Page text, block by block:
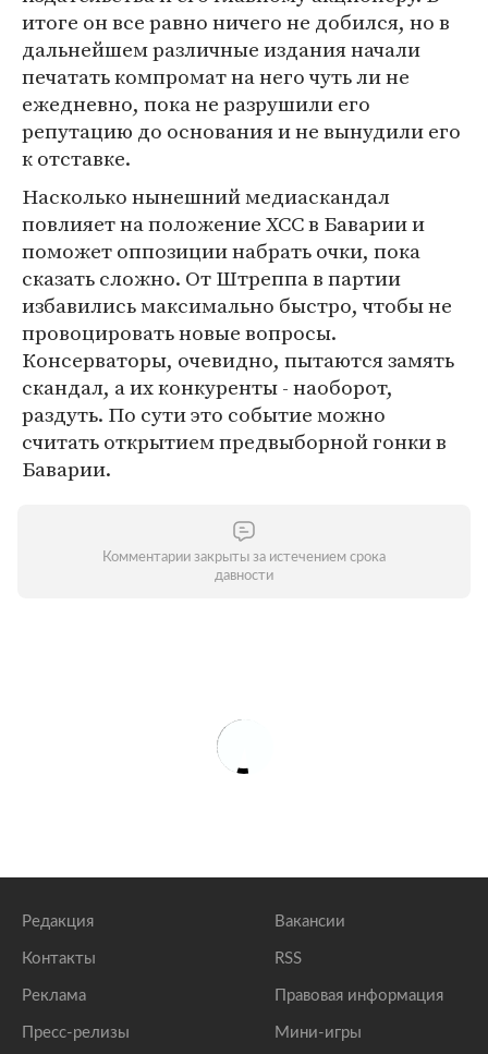
итоге он все равно ничего не добился, но в
дальнейшем различные издания начали
печатать компромат на него чуть ли не
ежедневно, пока не разрушили его
репутацию до основания и не вынудили его
к отставке.
Насколько нынешний медиаскандал
повлияет на положение ХСС в Баварии и
поможет оппозиции набрать очки, пока
сказать сложно. От Штреппа в партии
избавились максимально быстро, чтобы не
провоцировать новые вопросы.
Консерваторы, очевидно, пытаются замять
скандал, а их конкуренты - наоборот,
раздуть. По сути это событие можно
считать открытием предвыборной гонки в
Баварии.
Комментарии закрыты за истечением срока
давности
Редакция
Контакты
Реклама
Пресс-релизы
Вакансии
RSS
Правовая информация
Мини-игры